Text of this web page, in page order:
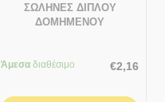
ΣΩΛΗΝΕΣ ΔΙΠΛΟΥ
ΔΟΜΗΜΕΝΟΥ
Άμεσα διαθέσιμο €2,16